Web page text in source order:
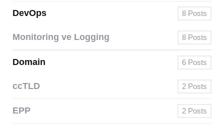
DevOps 8 Posts
Monitoring ve Logging 8 Posts
Domain 6 Posts
ccTLD 2 Posts
EPP 2 Posts